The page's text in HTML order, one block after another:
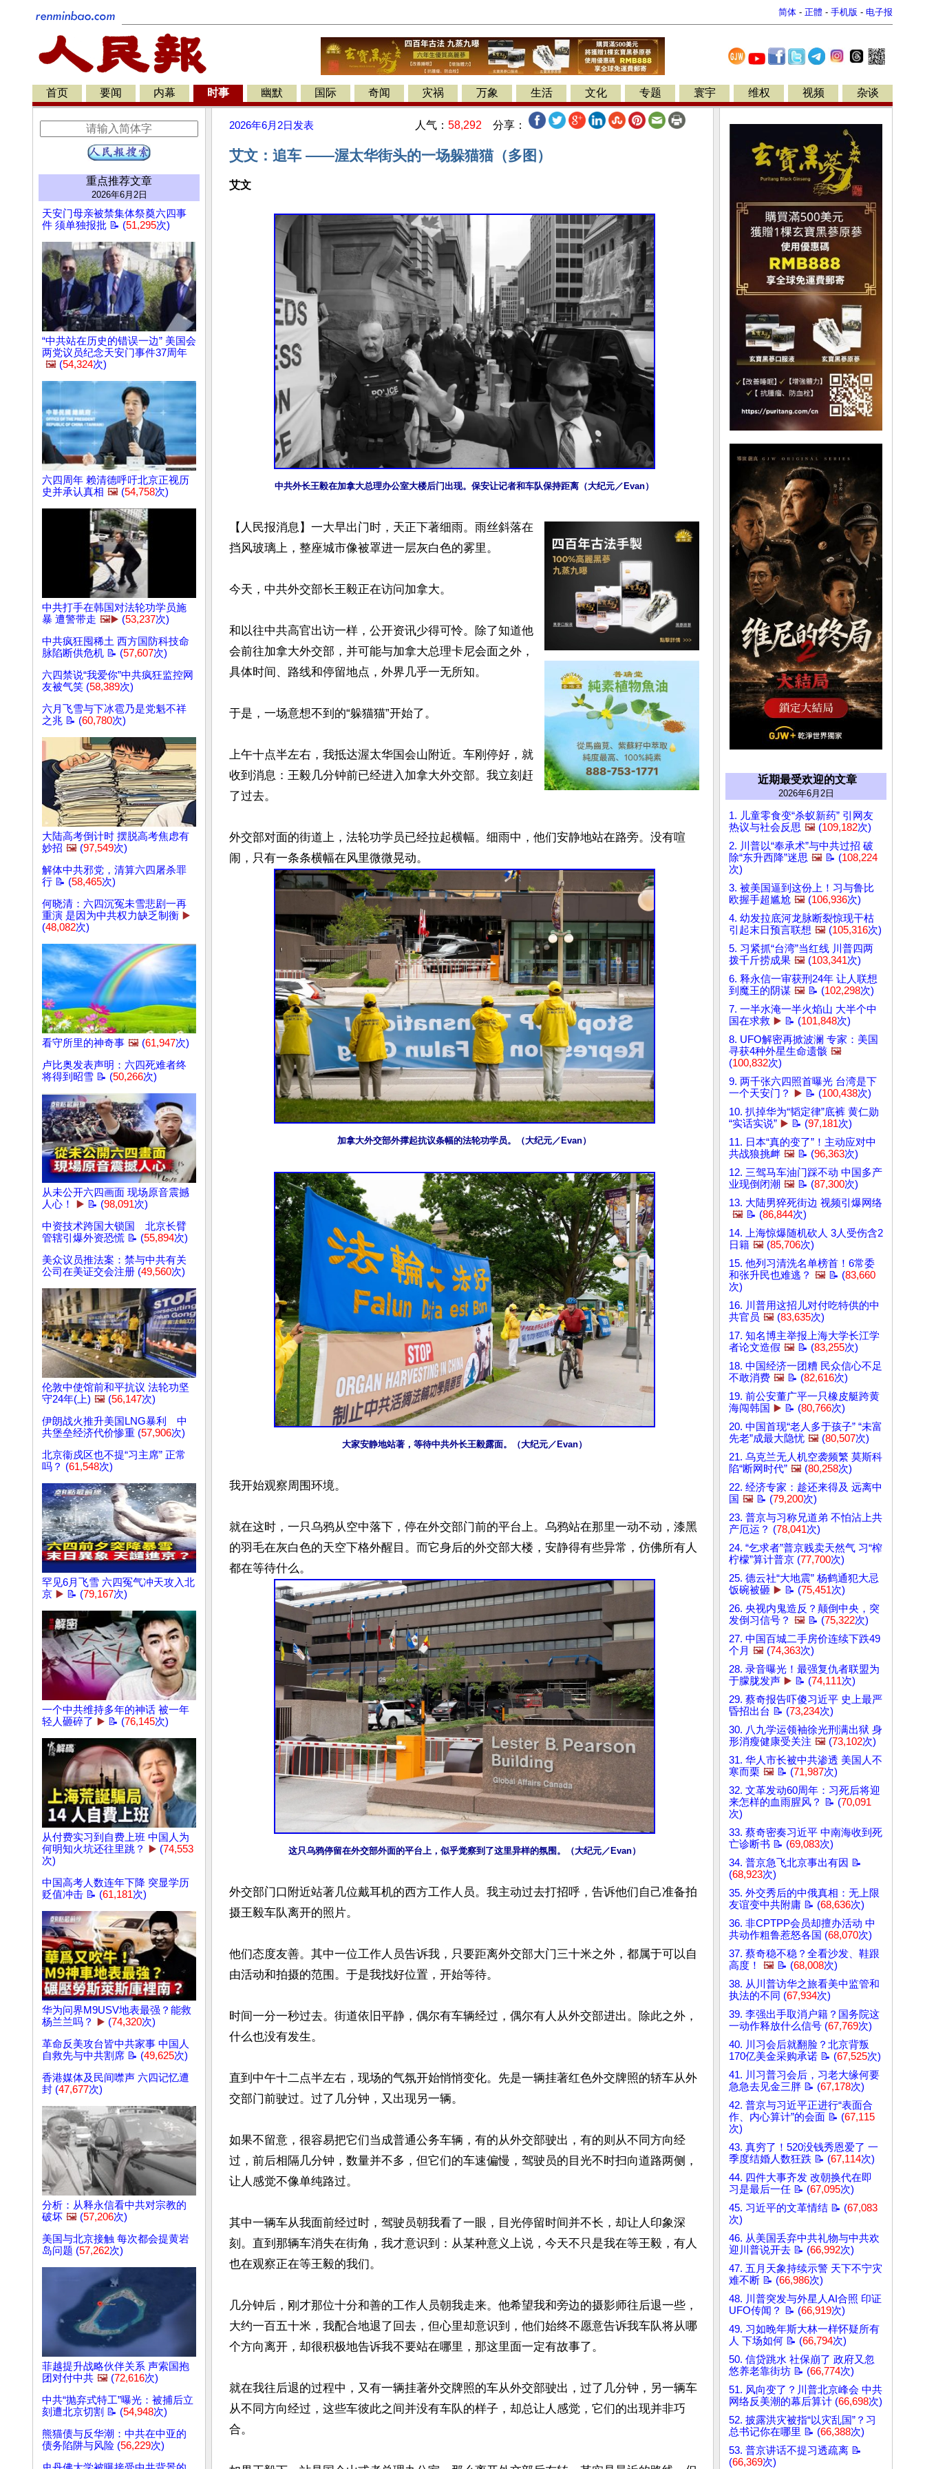
简体 - 正體 - 手机版 - 电子报
首页 要闻 内幕 时事 幽默 国际 奇闻 灾祸 万象 生活 文化 专题 寰宇 维权 视频 杂谈
重点推荐文章
2026年6月2日
天安门母亲被禁集体祭奠六四事
件 须单独报批 📝 (51,295次)
“中共站在历史的错误一边” 美国会
两党议员纪念天安门事件37周年
🖼️ (54,324次)
六四周年 赖清德呼吁北京正视历
史并承认真相 🖼️ (54,758次)
中共打手在韩国对法轮功学员施
暴 遭警带走 🖼️▶️ (53,237次)
中共疯狂囤稀土 西方国防科技命
脉陷断供危机 📝 (57,607次)
六四禁说“我爱你”中共疯狂监控网
友被气笑 (58,389次)
六月飞雪与下冰雹乃是党魁不祥
之兆 📝 (60,780次)
大陆高考倒计时 摆脱高考焦虑有
妙招 🖼️ (97,549次)
解体中共邪党，清算六四屠杀罪
行 📝 (58,465次)
何晓清：六四沉冤未雪悲剧一再
重演 是因为中共权力缺乏制衡 ▶️
(48,082次)
看守所里的神奇事 🖼️ (61,947次)
卢比奥发表声明：六四死难者终
将得到昭雪 📝 (50,266次)
从未公开六四画面 现场原音震撼
人心！
▶️ 📝 (98,091次)
中资技术跨国大锁国 北京长臂
管辖引爆外资恐慌 📝 (55,894次)
美众议员推法案：禁与中共有关
公司在美证交会注册 (49,560次)
伦敦中使馆前和平抗议 法轮功坚
守24年(上) 🖼️ (56,147次)
伊朗战火推升美国LNG暴利 中
共堡垒经济代价惨重 (57,906次)
北京衞戍区也不提“习主席” 正常
吗？ (61,548次)
罕见6月飞雪 六四冤气冲天攻入北
京 ▶️ 📝 (79,167次)
一个中共维持多年的神话 被一年
轻人砸碎了 ▶️ 📝 (76,145次)
从付费实习到自费上班 中国人为
何明知火坑还往里跳？
▶️ (74,553
次)
中国高考人数连年下降 突显学历
贬值冲击 📝 (61,181次)
华为问界M9USV地表最强？能救
杨兰兰吗？
▶️ (74,320次)
革命反美攻台皆中共家事 中国人
自救先与中共割席 📝 (49,625次)
香港媒体及民间噤声 六四记忆遭
封 (47,677次)
分析：从释永信看中共对宗教的
破坏 🖼️ (57,206次)
美国与北京接触 每次都会提黄岩
岛问题 (57,262次)
菲越提升战略伙伴关系 声索国抱
团对付中共 🖼️ (72,616次)
中共“抛弃式特工”曝光：被捕后立
刻遭北京切割 📝 (54,948次)
熊猫债与反华潮：中共在中亚的
债务陷阱与风险 (56,229次)
2026年6月2日 发表 人气： 58,292 分享：
艾文：追车 ——渥太华街头的一场躲猫猫（多图）
艾文
中共外长王毅在加拿大总理办公室大楼后门出现。保安让记者和车队保持距离（大纪元／Evan）
【人民报消息】一大早出门时，天正下著细雨。雨丝斜落在
挡风玻璃上，整座城市像被罩进一层灰白色的雾里。
今天，中共外交部长王毅正在访问加拿大。
和以往中共高官出访一样，公开资讯少得可怜。除了知道他
会前往加拿大外交部，并可能与加拿大总理卡尼会面之外，
具体时间、路线和停留地点，外界几乎一无所知。
于是，一场意想不到的“躲猫猫”开始了。
上午十点半左右，我抵达渥太华国会山附近。车刚停好，就
收到消息：王毅几分钟前已经进入加拿大外交部。我立刻赶
了过去。
外交部对面的街道上，法轮功学员已经拉起横幅。细雨中，他们安静地站在路旁。没有喧
加拿大外交部外撑起抗议条幅的法轮功学员。（大纪元／Evan）
大家安静地站著，等待中共外长王毅露面。（大纪元／Evan）
我开始观察周围环境。
就在这时，一只乌鸦从空中落下，停在外交部门前的平台上。乌鸦站在那里一动不动，漆黑
的羽毛在灰白色的天空下格外醒目。而它身后的外交部大楼，安静得有些异常，仿佛所有人
这只乌鸦停留在外交部外面的平台上，似乎觉察到了这里异样的氛围。（大纪元／Evan）
外交部门口附近站著几位戴耳机的西方工作人员。我主动过去打招呼，告诉他们自己准备拍
摄王毅车队离开的照片。
他们态度友善。其中一位工作人员告诉我，只要距离外交部大门三十米之外，都属于可以自
由活动和拍摄的范围。于是我找好位置，开始等待。
时间一分一秒过去。街道依旧平静，偶尔有车辆经过，偶尔有人从外交部进出。除此之外，
什么也没有发生。
直到中午十二点半左右，现场的气氛开始悄悄变化。先是一辆挂著红色外交牌照的轿车从外
交部门前驶过。过了几分钟，又出现另一辆。
如果不留意，很容易把它们当成普通公务车辆，有的从外交部驶出，有的则从不同方向经
过，前后相隔几分钟，数量并不多，但它们的车速偏慢，驾驶员的目光不时扫向道路两侧，
让人感觉不像单纯路过。
其中一辆车从我面前经过时，驾驶员朝我看了一眼，目光停留时间并不长，却让人印象深
刻。直到那辆车消失在街角，我才意识到：从某种意义上说，今天不只是我在等王毅，有人
也在观察正在等王毅的我们。
几分钟后，刚才那位十分和善的工作人员朝我走来。他希望我和旁边的摄影师往后退一些，
大约一百五十米，我配合地退了回去，但心里却意识到，他们始终不愿意告诉我车队将从哪
个方向离开，却很积极地告诉我不要站在哪里，那这里面一定有故事了。
就在我往后退的过程中，又有一辆挂著外交牌照的车从外交部驶出，过了几分钟，另一辆车
从不同方向经过，这些车彼此之间并没有车队的样子，却总让人感觉，它们的出现并非巧
合。
近期最受欢迎的文章
2026年6月2日
1. 儿童零食变“杀蚁新药” 引网友
热议与社会反思 🖼️ (109,182次)
2. 川普以“奉承术”与中共过招 破
除“东升西降”迷思 🖼️ 📝 (108,224
次)
3. 被美国逼到这份上！习与鲁比
欧握手超尴尬 🖼️ (106,936次)
4. 幼发拉底河龙脉断裂惊现干枯
引起末日预言联想 🖼️ (105,316次)
5. 习紧抓“台湾”当红线 川普四两
拨千斤捞成果 🖼️ (103,341次)
6. 释永信一审获刑24年 让人联想
到魔王的阴谋 🖼️ 📝 (102,298次)
7. 一半水淹一半火焰山 大半个中
国在求救 ▶️ 📝 (101,848次)
8. UFO解密再掀波澜 专家：美国
寻获4种外星生命遗骸 🖼️
(100,832次)
9. 两千张六四照首曝光 台湾是下
一个天安门？
▶️ 📝 (100,438次)
10. 扒掉华为“韬定律”底裤 黄仁勋
“实话实说” ▶️ 📝 (97,181次)
11. 日本“真的变了”！主动应对中
共战狼挑衅 🖼️ 📝 (96,363次)
12. 三驾马车油门踩不动 中国多产
业现倒闭潮 🖼️ 📝 (87,300次)
13. 大陆男猝死街边 视频引爆网络
🖼️ 📝 (86,844次)
14. 上海惊爆随机砍人 3人受伤含2
日籍 🖼️ (85,706次)
15. 他列习清洗名单榜首！6常委
和张升民也难逃？ 🖼️ 📝 (83,660
次)
16. 川普用这招儿对付吃特供的中
共官员 🖼️ (83,635次)
17. 知名博主举报上海大学长江学
者论文造假 🖼️ 📝 (83,255次)
18. 中国经济一团糟 民众信心不足
不敢消费 🖼️ 📝 (82,616次)
19. 前公安董广平一只橡皮艇跨黄
海闯韩国 ▶️ 📝 (80,766次)
20. 中国首现“老人多于孩子” “未富
先老”成最大隐忧 🖼️ (80,507次)
21. 乌克兰无人机空袭频繁 莫斯科
陷“断网时代” 🖼️ (80,258次)
22. 经济专家：趁还来得及 远离中
国 🖼️ 📝 (79,200次)
23. 普京与习称兄道弟 不怕沾上共
产厄运？ (78,041次)
24. “乞求者”普京贱卖天然气 习“榨
柠檬”算计普京 (77,700次)
25. 德云社“大地震” 杨鹤通犯大忌
饭碗被砸 ▶️ 📝 (75,451次)
26. 央视内鬼造反？颠倒中央，突
发倒习信号？ 🖼️ 📝 (75,322次)
27. 中国百城二手房价连续下跌49
个月 🖼️ (74,363次)
28. 录音曝光！最强复仇者联盟为
于朦胧发声 ▶️ 📝 (74,111次)
29. 蔡奇报告吓傻习近平 史上最严
昏招出台 📝 (73,234次)
30. 八九学运领袖徐光刑满出狱 身
形消瘦健康受关注 🖼️ (73,102次)
31. 华人市长被中共渗透 美国人不
寒而栗 🖼️ 📝 (71,987次)
32. 文革发动60周年：习死后将迎
来怎样的血雨腥风？ 📝 (70,091
次)
33. 蔡奇密奏习近平 中南海收到死
亡诊断书 📝 (69,083次)
34. 普京急飞北京事出有因 📝
(68,923次)
35. 外交秀后的中俄真相：无上限
友谊变中共附庸 📝 (68,636次)
36. 非CPTPP会员却擅办活动 中
共动作粗鲁惹怒各国 (68,070次)
37. 蔡奇稳不稳？全看沙发、鞋跟
高度！
🖼️ 📝 (68,008次)
38. 从川普访华之旅看美中监管和
执法的不同 (67,934次)
39. 李强出手取消户籍？国务院这
一动作释放什么信号 (67,769次)
40. 川习会后就翻脸？北京背叛
170亿美金采购承诺 📝 (67,525次)
41. 川习普习会后，习老大缘何要
急急去见金三胖 📝 (67,178次)
42. 普京与习近平正进行“表面合
作、内心算计”的会面 📝 (67,115
次)
43. 真穷了！520没钱秀恩爱了 一
季度结婚人数狂跌 📝 (67,114次)
44. 四件大事齐发 改朝换代在即
习是最后一任 📝 (67,095次)
45. 习近平的文革情结 📝 (67,083
次)
46. 从美国丢弃中共礼物与中共欢
迎川普说开去 📝 (66,992次)
47. 五月天象持续示警 天下不宁灾
难不断 📝 (66,986次)
48. 川普突发与外星人AI合照 印证
UFO传闻？ 📝 (66,919次)
49. 习如晚年斯大林一样怀疑所有
人 下场如何 📝 (66,794次)
50. 信贷跳水 社保崩了 政府又忽
悠养老靠街坊 📝 (66,774次)
51. 风向变了？川普北京峰会 中共
网络反美潮的幕后算计 (66,698次)
52. 披露洪灾被指“以灾乱国”？习
总书记你在哪里 📝 (66,388次)
53. 普京讲话不提习透疏离 📝
(66,369次)